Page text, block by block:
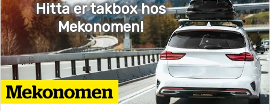
Hitta er takbox hos
Mekonomen!